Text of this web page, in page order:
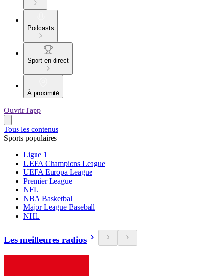
Podcasts
Sport en direct
À proximité
Ouvrir l'app
Tous les contenus
Sports populaires
Ligue 1
UEFA Champions League
UEFA Europa League
Premier League
NFL
NBA Basketball
Major League Baseball
NHL
Les meilleures radios